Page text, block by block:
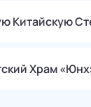
Китайскую
Храм